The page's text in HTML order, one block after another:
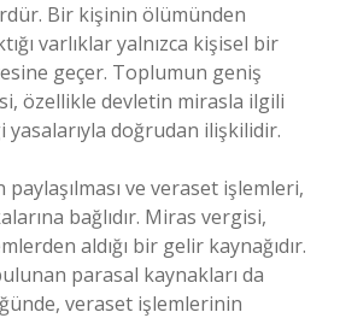
Bir kişinin ölümünden
varlıklar yalnızca kişisel bir
geçer. Toplumun geniş
özellikle devletin mirasla ilgili
yasalarıyla doğrudan ilişkilidir.
paylaşılması ve veraset işlemleri,
bağlıdır. Miras vergisi,
aldığı bir gelir kaynağıdır.
parasal kaynakları da
veraset işlemlerinin